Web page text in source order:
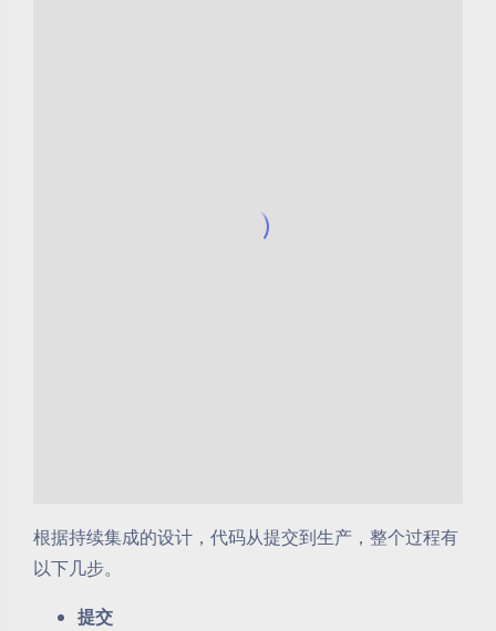
根据持续集成的设计，代码从提交到生产，整个过程有
以下几步。
提交